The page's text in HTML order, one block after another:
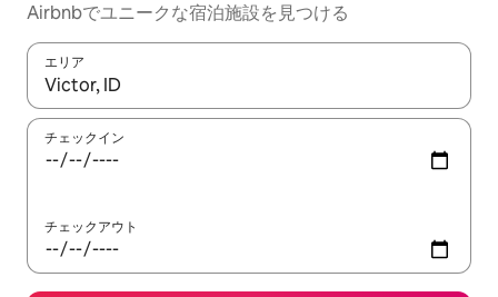
Airbnbでユニークな宿泊施設を見つける
エリア
検索結果が表示されたら、上下の矢印キーを使って移動するか
チェックイン
チェックアウト